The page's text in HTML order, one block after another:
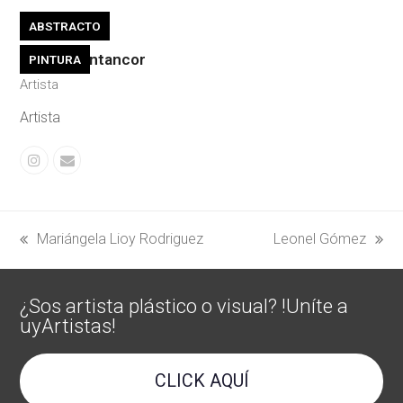
ABSTRACTO
PINTURA
Daiana Bentancor
Artista
Artista
Instagram
Correo
previous
post:
Mariángela Lioy Rodriguez
next
post:
Leonel Gómez
¿Sos artista plástico o visual? !Uníte a
uyArtistas!
CLICK AQUÍ